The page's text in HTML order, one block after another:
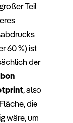
Teil
60 %) ist
der
, also
die
wäre, um